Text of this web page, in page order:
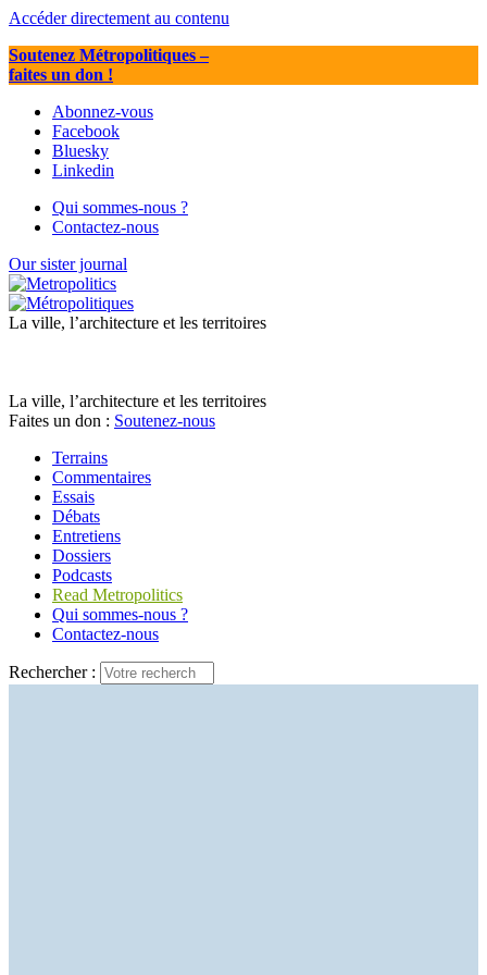
Accéder directement au contenu
Soutenez Métropolitiques–
faites un don !
Abonnez-vous
Facebook
Bluesky
Linkedin
Qui sommes-nous ?
Contactez-nous
Our sister journal
La ville, l’architecture et les territoires
La ville, l’architecture et les territoires
Faites un don : Soutenez-nous
Terrains
Commentaires
Essais
Débats
Entretiens
Dossiers
Podcasts
Read Metropolitics
Qui sommes-nous ?
Contactez-nous
Rechercher :